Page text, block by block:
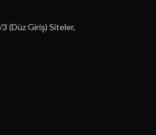
(Düz Giriş) Siteler,